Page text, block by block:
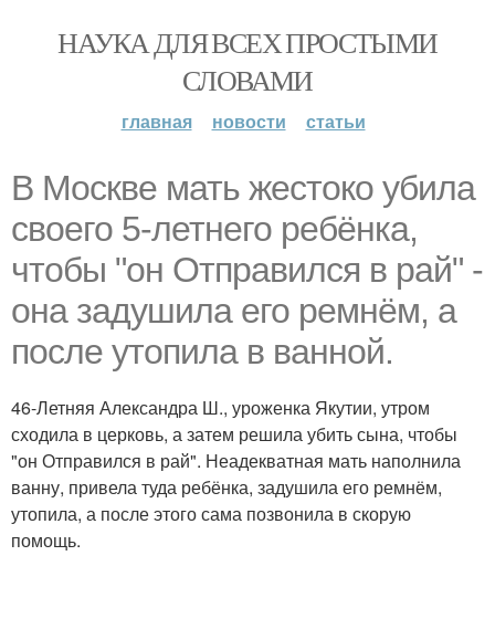
НАУКА ДЛЯ ВСЕХ ПРОСТЫМИ
СЛОВАМИ
главная новости статьи
В Москве мать жестоко убила
своего 5-летнего ребёнка,
чтобы "он Отправился в рай" -
она задушила его ремнём, а
после утопила в ванной.
46-Летняя Александра Ш., уроженка Якутии, утром
сходила в церковь, а затем решила убить сына, чтобы
"он Отправился в рай". Неадекватная мать наполнила
ванну, привела туда ребёнка, задушила его ремнём,
утопила, а после этого сама позвонила в скорую
помощь.